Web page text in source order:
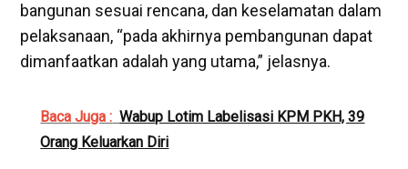
bangunan sesuai rencana, dan keselamatan dalam
pelaksanaan, “pada akhirnya pembangunan dapat
dimanfaatkan adalah yang utama,” jelasnya.
Baca Juga : Wabup Lotim Labelisasi KPM PKH, 39
Orang Keluarkan Diri